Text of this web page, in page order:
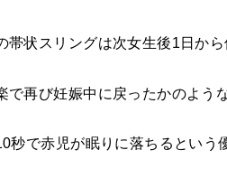
状スリングは次女生後1日か
で再び妊娠中に戻ったかのよう
秒で赤児が眠りに落ちるという